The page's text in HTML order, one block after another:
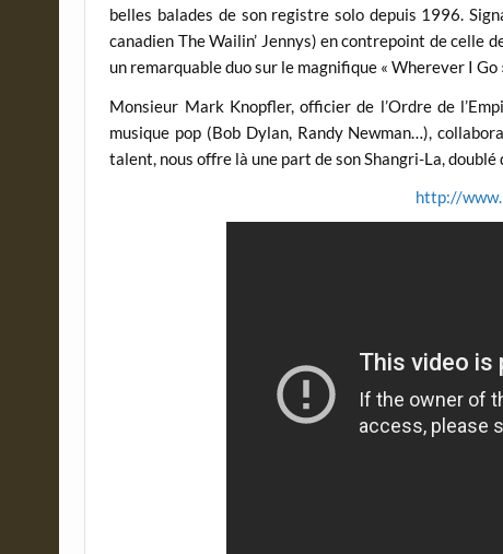
belles balades de son registre solo depuis 1996.
canadien The Wailin’ Jennys) en contrepoint de celle
un remarquable duo sur le magnifique « Wherever I
Monsieur Mark Knopfler, officier de l’Ordre de
musique pop (Bob Dylan, Randy Newman…),
talent, nous offre là une part de son Shangri-La,
http://